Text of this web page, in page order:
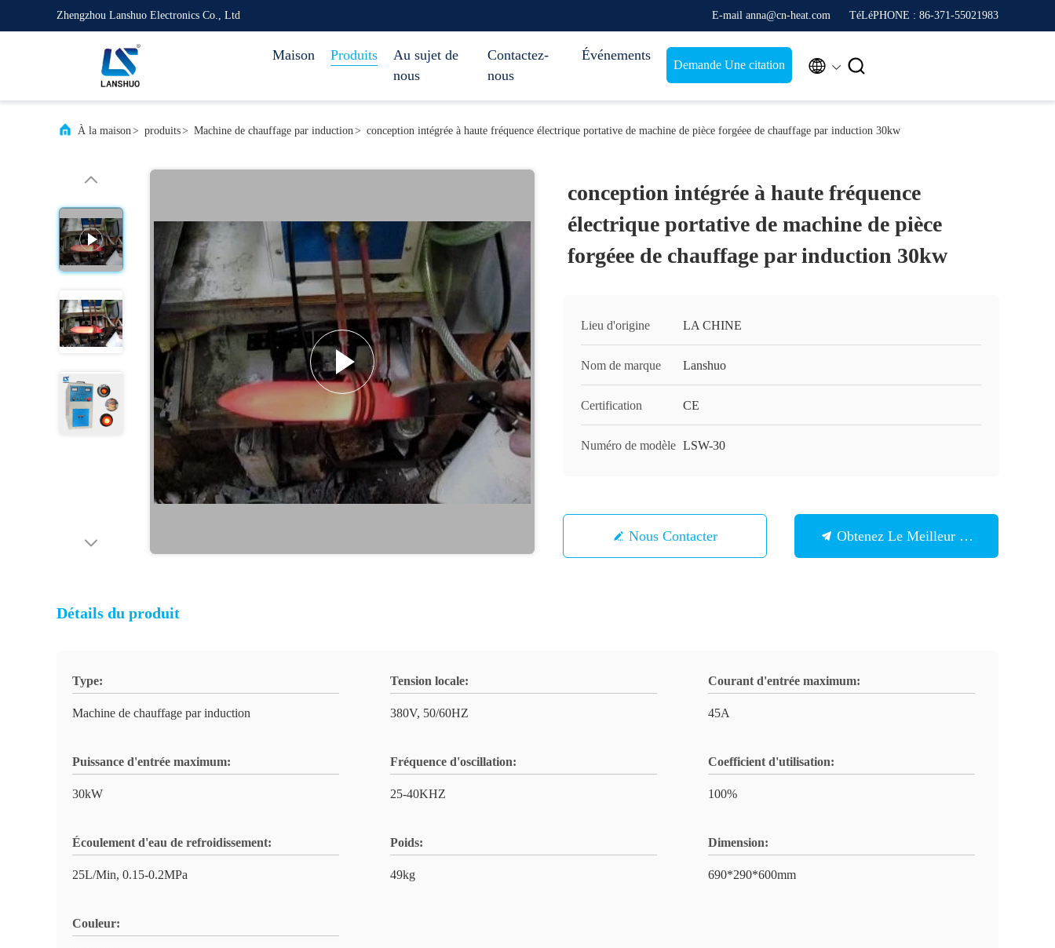
Zhengzhou Lanshuo Electronics Co., Ltd E-mail anna@cn-heat.com TéLéPHONE : 86-371-55021983
Maison Produits
Au sujet de
nous
Contactez-
nous
Événements
Demande Une citation  
À la maison> produits> Machine de chauffage par induction> conception intégrée à haute fréquence électrique portative de machine de pièce forgéee de chauffage par induction 30kw
conception intégrée à haute fréquence
électrique portative de machine de pièce
forgéee de chauffage par induction 30kw
Lieu d'origine LA CHINE
Nom de marque Lanshuo
Certification CE
Numéro de modèle LSW-30
Nous Contacter Obtenez Le Meilleur Prix
Détails du produit
Type:
Machine de chauffage par induction
Tension locale:
380V, 50/60HZ
Courant d'entrée maximum:
45A
Puissance d'entrée maximum:
30kW
Fréquence d'oscillation:
25-40KHZ
Coefficient d'utilisation:
100%
Écoulement d'eau de refroidissement:
25L/Min, 0.15-0.2MPa
Poids:
49kg
Dimension:
690*290*600mm
Couleur: